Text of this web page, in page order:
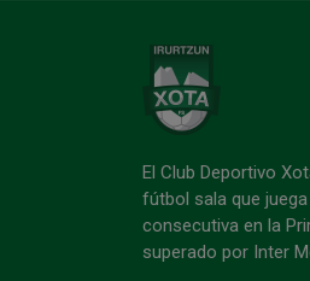
El Club Deportivo
fútbol sala que
consecutiva en la
superado por Inter